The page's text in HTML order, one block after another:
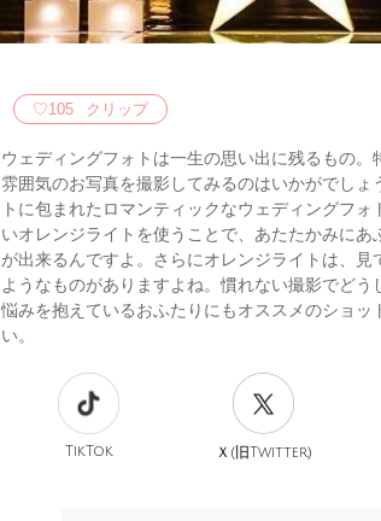
♡105 クリップ
ウェディングフォトは一生の思い出に残るもの
雰囲気のお写真を撮影してみるのはいかがでし
トに包まれたロマンティックなウェディングフ
いオレンジライトを使うことで、あたたかみに
が出来るんですよ。さらにオレンジライトは、
ようなものがありますよね。慣れない撮影でど
悩みを抱えているおふたりにもオススメのショ
い。
TikTok Ｘ(旧Twitter)